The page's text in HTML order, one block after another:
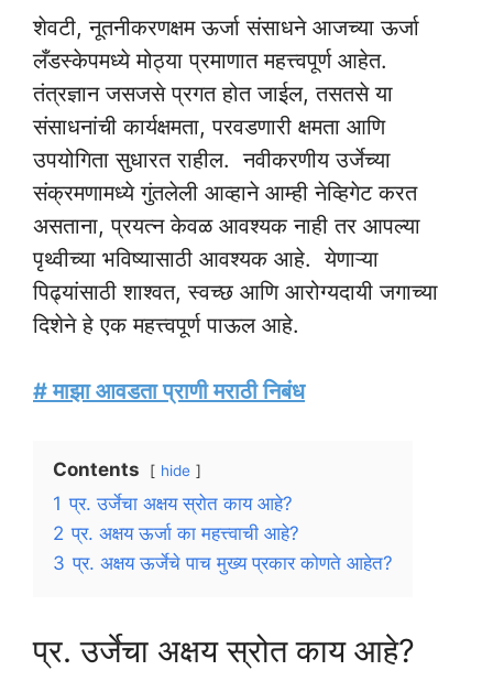
शेवटी, नूतनीकरणक्षम ऊर्जा संसाधने आजच्या ऊर्जा
लँडस्केपमध्ये मोठ्या प्रमाणात महत्त्वपूर्ण आहेत.
तंत्रज्ञान जसजसे प्रगत होत जाईल, तसतसे या
संसाधनांची कार्यक्षमता, परवडणारी क्षमता आणि
उपयोगिता सुधारत राहील. नवीकरणीय उर्जेच्या
संक्रमणामध्ये गुंतलेली आव्हाने आम्ही नेव्हिगेट करत
असताना, प्रयत्न केवळ आवश्यक नाही तर आपल्या
पृथ्वीच्या भविष्यासाठी आवश्यक आहे. येणाऱ्या
पिढ्यांसाठी शाश्वत, स्वच्छ आणि आरोग्यदायी जगाच्या
दिशेने हे एक महत्त्वपूर्ण पाऊल आहे.
# माझा आवडता प्राणी मराठी निबंध
Contents hide
1 प्र. उर्जेचा अक्षय स्रोत काय आहे?
2 प्र. अक्षय ऊर्जा का महत्त्वाची आहे?
3 प्र. अक्षय ऊर्जेचे पाच मुख्य प्रकार कोणते आहेत?
प्र. उर्जेचा अक्षय स्रोत काय आहे?